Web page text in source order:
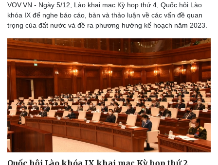
VOV.VN - Ngày 5/12, Lào khai mạc Kỳ họp thứ 4, Quốc hội Lào
khóa IX để nghe báo cáo, bàn và thảo luận về các vấn đề quan
trọng của đất nước và đề ra phương hướng kế hoạch năm 2023.
Quốc hội Lào khóa IX khai mạc Kỳ họp thứ 2